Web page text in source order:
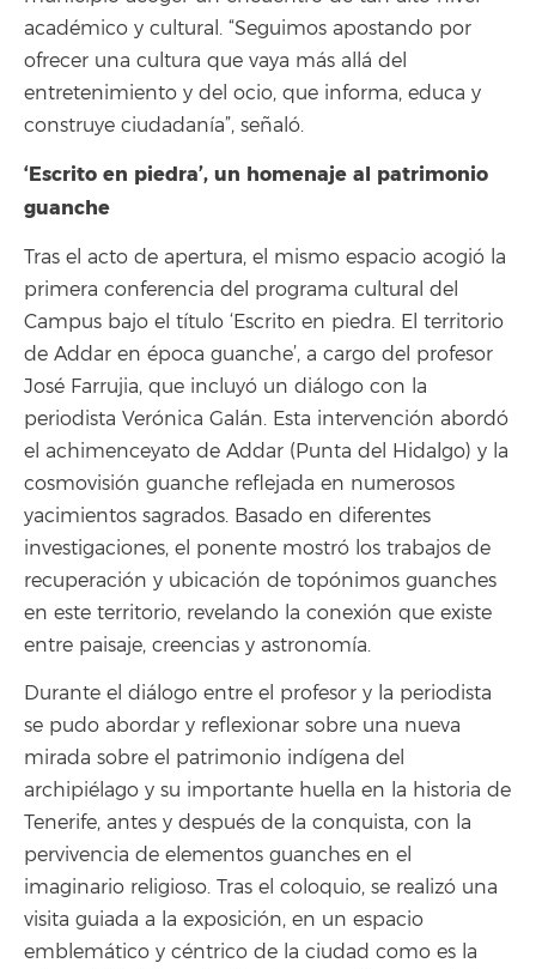
académico y cultural. “Seguimos apostando por
ofrecer una cultura que vaya más allá del
entretenimiento y del ocio, que informa, educa y
construye ciudadanía”, señaló.
‘Escrito en piedra’, un homenaje al patrimonio
guanche
Tras el acto de apertura, el mismo espacio acogió la
primera conferencia del programa cultural del
Campus bajo el título ‘Escrito en piedra. El territorio
de Addar en época guanche’, a cargo del profesor
José Farrujia, que incluyó un diálogo con la
periodista Verónica Galán. Esta intervención abordó
el achimenceyato de Addar (Punta del Hidalgo) y la
cosmovisión guanche reflejada en numerosos
yacimientos sagrados. Basado en diferentes
investigaciones, el ponente mostró los trabajos de
recuperación y ubicación de topónimos guanches
en este territorio, revelando la conexión que existe
entre paisaje, creencias y astronomía.
Durante el diálogo entre el profesor y la periodista
se pudo abordar y reflexionar sobre una nueva
mirada sobre el patrimonio indígena del
archipiélago y su importante huella en la historia de
Tenerife, antes y después de la conquista, con la
pervivencia de elementos guanches en el
imaginario religioso. Tras el coloquio, se realizó una
visita guiada a la exposición, en un espacio
emblemático y céntrico de la ciudad como es la